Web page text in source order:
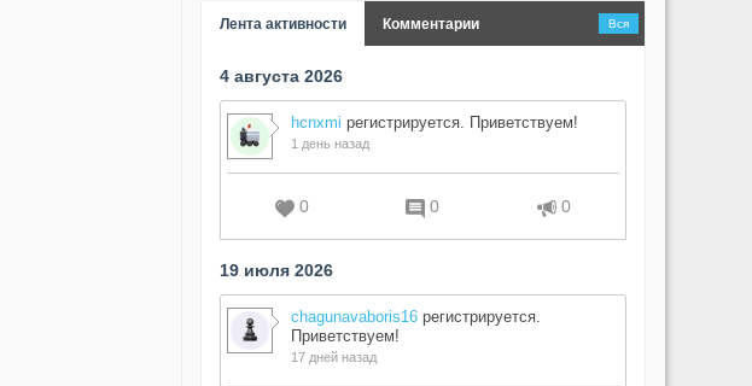
Лента активности Комментарии Вся
4 августа 2026
hcnxmi регистрируется. Приветствуем!
1 день назад
0 0 0
19 июля 2026
chagunavaboris16 регистрируется.
Приветствуем!
17 дней назад